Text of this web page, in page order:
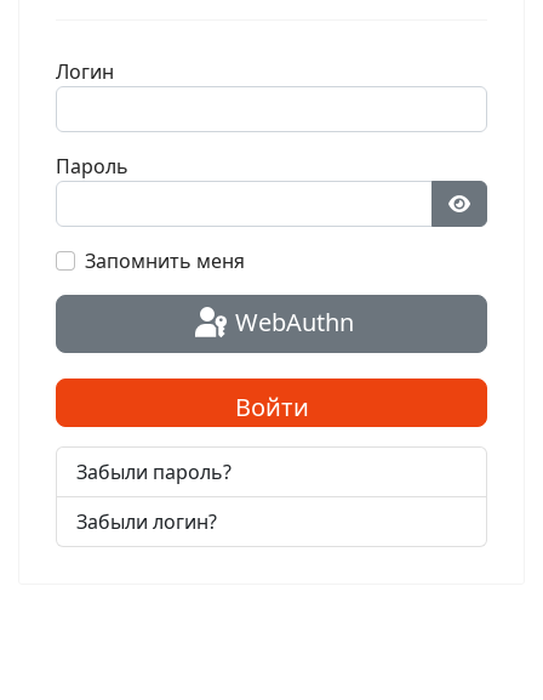
Логин
Пароль
Запомнить меня
WebAuthn
Войти
Забыли пароль?
Забыли логин?